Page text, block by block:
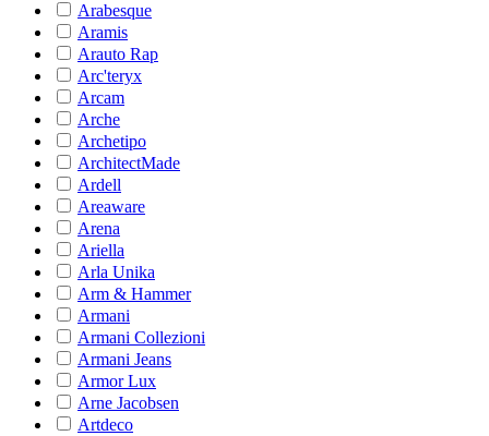
Arabesque
Aramis
Arauto Rap
Arc'teryx
Arcam
Arche
Archetipo
ArchitectMade
Ardell
Areaware
Arena
Ariella
Arla Unika
Arm & Hammer
Armani
Armani Collezioni
Armani Jeans
Armor Lux
Arne Jacobsen
Artdeco